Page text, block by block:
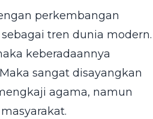
perkembangan
tren dunia modern.
keberadaannya
sangat disayangkan
agama, namun